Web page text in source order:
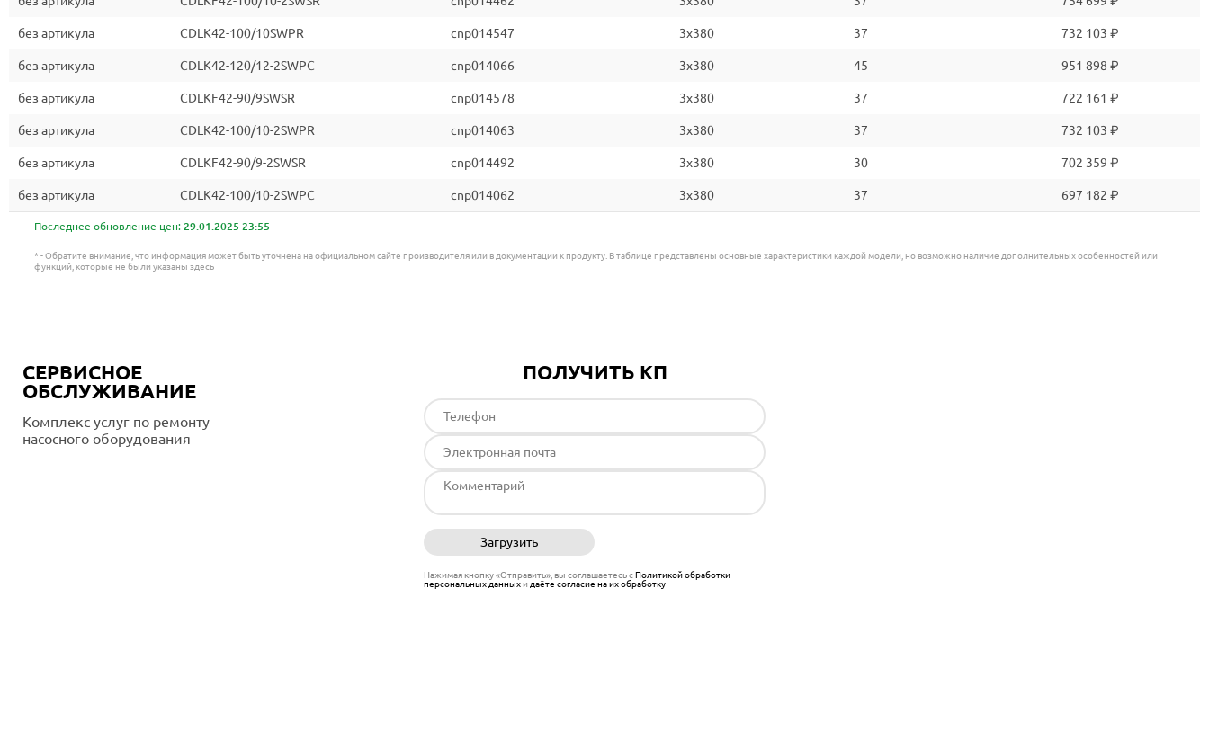
без артикула CDLK42-100/10SWPR cnp014547 3x380 37 732 103 ₽
без артикула CDLK42-120/12-2SWPC cnp014066 3x380 45 951 898 ₽
без артикула CDLKF42-90/9SWSR cnp014578 3x380 37 722 161 ₽
без артикула CDLK42-100/10-2SWPR cnp014063 3x380 37 732 103 ₽
без артикула CDLKF42-90/9-2SWSR cnp014492 3x380 30 702 359 ₽
без артикула CDLK42-100/10-2SWPC cnp014062 3x380 37 697 182 ₽
Последнее обновление цен: 29.01.2025 23:55
* - Обратите внимание, что информация может быть уточнена на официальном сайте производителя или в документации к продукту. В таблице представлены основные характеристики каждой модели, но возможно наличие дополнительных особенностей или
функций, которые не были указаны здесь
СЕРВИСНОЕ
ОБСЛУЖИВАНИЕ
Комплекс услуг по ремонту
насосного оборудования
ПОЛУЧИТЬ КП
Загрузить
Нажимая кнопку «Отправить», вы соглашаетесь сПолитикой обработки
персональных данныхи даёте согласие на их обработку